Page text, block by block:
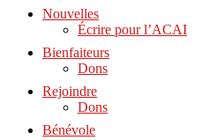
Nouvelles
Écrire pour l’ACAI
Bienfaiteurs
Dons
Rejoindre
Dons
Bénévole